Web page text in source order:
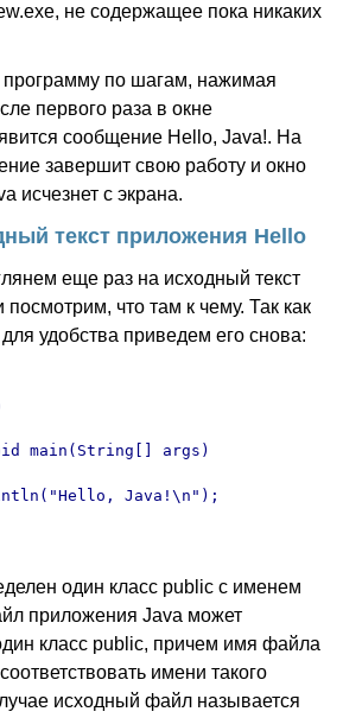
не содержащее пока никаких
по шагам, нажимая
первого раза в окне
сообщение Hello, Java!. На
завершит свою работу и окно
исчезнет с экрана.
текст приложения Hello
еще раз на исходный текст
что там к чему. Так как
для удобства приведем его снова:
main(String[] args)
Java!\n");
один класс public с именем
приложения Java может
класс public, причем имя файла
имени такого
исходный файл называется